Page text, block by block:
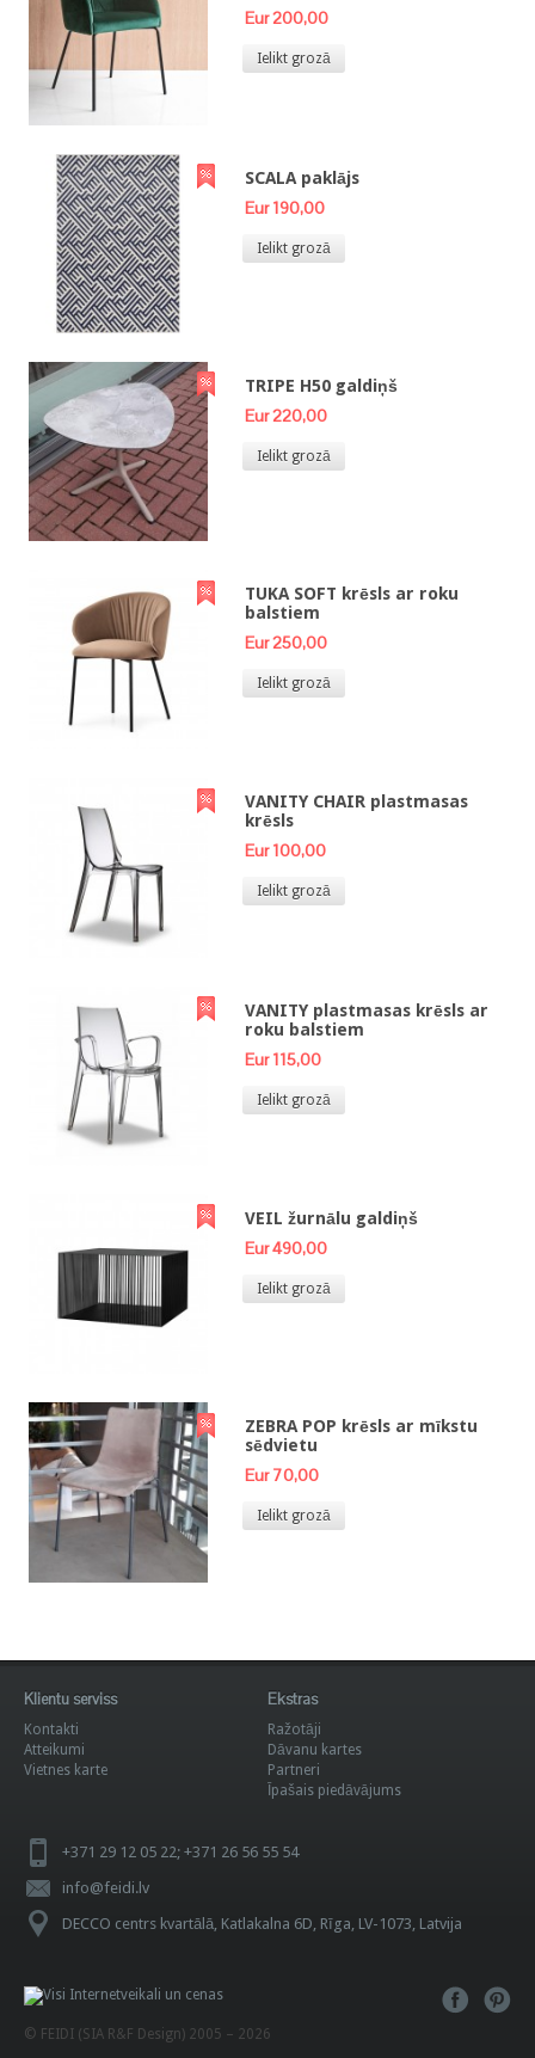
Eur 200,00
Ielikt grozā
SCALA paklājs
Eur 190,00
Ielikt grozā
TRIPE H50 galdiņš
Eur 220,00
Ielikt grozā
TUKA SOFT krēsls ar roku
balstiem
Eur 250,00
Ielikt grozā
VANITY CHAIR plastmasas
krēsls
Eur 100,00
Ielikt grozā
VANITY plastmasas krēsls ar
roku balstiem
Eur 115,00
Ielikt grozā
VEIL žurnālu galdiņš
Eur 490,00
Ielikt grozā
ZEBRA POP krēsls ar mīkstu
sēdvietu
Eur 70,00
Ielikt grozā
Klientu serviss
Kontakti
Atteikumi
Vietnes karte
Ekstras
Ražotāji
Dāvanu kartes
Partneri
Īpašais piedāvājums
+371 29 12 05 22; +371 26 56 55 54
info@feidi.lv
DECCO centrs kvartālā, Katlakalna 6D, Rīga, LV-1073, Latvija
© FEIDI (SIA R&F Design) 2005 – 2026